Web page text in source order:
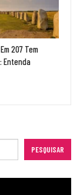
207 Tem
Entenda
PESQUISAR